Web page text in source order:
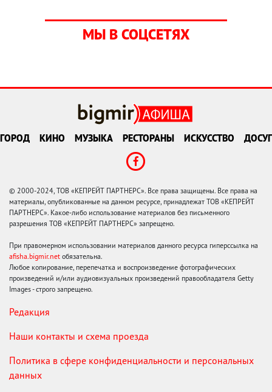
МЫ В СОЦСЕТЯХ
ГОРОД КИНО МУЗЫКА РЕСТОРАНЫ ИСКУССТВО ДОСУГ
© 2000-2024, ТОВ «КЕПРЕЙТ ПАРТНЕРС». Все права защищены. Все права на
материалы, опубликованные на данном ресурсе, принадлежат ТОВ «КЕПРЕЙТ
ПАРТНЕРС». Какое-либо использование материалов без письменного
разрешения ТОВ «КЕПРЕЙТ ПАРТНЕРС» запрещено.
При правомерном использовании материалов данного ресурса гиперссылка на
afisha.bigmir.net обязательна.
Любое копирование, перепечатка и воспроизведение фотографических
произведений и/или аудиовизуальных произведений правообладателя Getty
Images - строго запрещено.
Редакция
Наши контакты и схема проезда
Политика в сфере конфиденциальности и персональных
данных